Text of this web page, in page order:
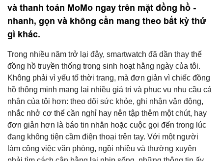
và thanh toán MoMo ngay trên mặt đồng hồ -
nhanh, gọn và không cần mang theo bất kỳ thứ
gì khác.
Trong nhiều năm trở lại đây, smartwatch đã dần thay thế
đồng hồ truyền thống trong sinh hoạt hằng ngày của tôi.
Không phải vì yếu tố thời trang, mà đơn giản vì chiếc đồng
hồ thông minh mang lại nhiều giá trị và phục vụ nhu cầu cá
nhân của tôi hơn: theo dõi sức khỏe, ghi nhận vận động,
nhắc nhở cơ thể cần nghỉ hay nên tập thêm một chút, hay
đơn giản hơn là báo tin nhắn hoặc cuộc gọi đến trong lúc
đang không tiện cầm điện thoại trên tay. Với một người
làm công việc văn phòng, ngồi nhiều và thường xuyên